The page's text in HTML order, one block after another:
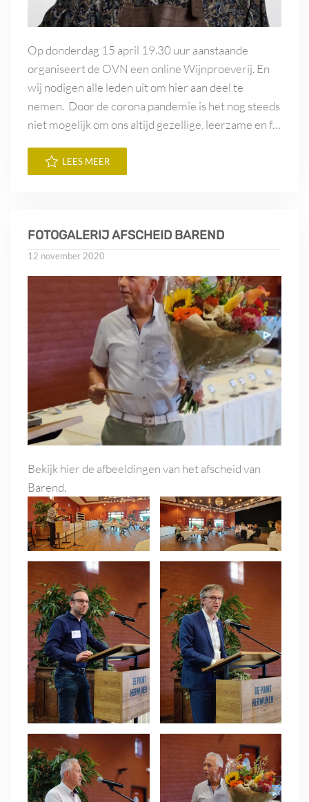
Op donderdag 15 april 19.30 uur aanstaande
organiseert de OVN een online Wijnproeverij. En
wij nodigen alle leden uit om hier aan deel te
nemen. Door de corona pandemie is het nog steeds
niet mogelijk om ons altijd gezellige, leerzame en f…
LEES MEER
FOTOGALERIJ AFSCHEID BAREND
12 november 2020
Bekijk hier de afbeeldingen van het afscheid van
Barend.